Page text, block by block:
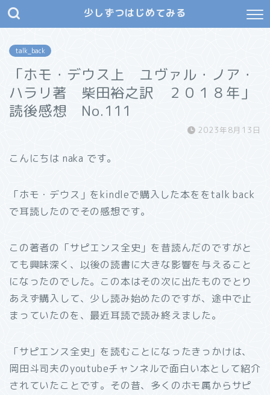
少しずつはじめてみる
talk_back
「ホモ・デウス上 ユヴァル・ノア・
ハラリ著 柴田裕之訳 ２０１８年」
読後感想 No.111
2023年8月13日
こんにちは naka です。
「ホモ・デウス」をkindleで購入した本ををtalk back
で耳読したのでその感想です。
この著者の「サピエンス全史」を昔読んだのですがと
ても興味深く、以後の読書に大きな影響を与えること
になったのでした。この本はその次に出たものでとり
あえず購入して、少し読み始めたのですが、途中で止
まっていたのを、最近耳読で読み終えました。
「サピエンス全史」を読むことになったきっかけは、
岡田斗司夫のyoutubeチャンネルで面白い本として紹介
されていたことです。その昔、多くのホモ属からサピ